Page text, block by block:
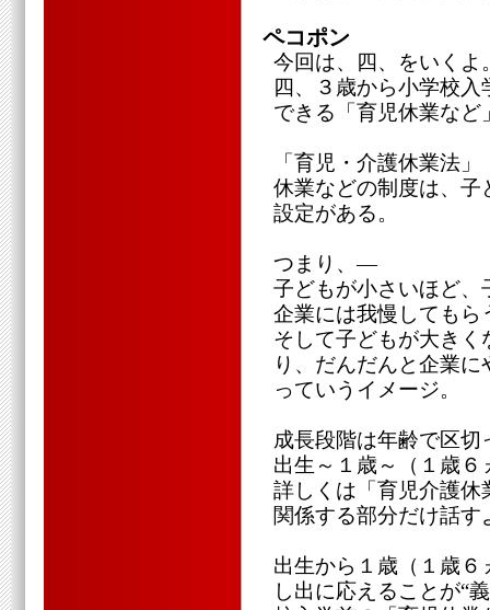
ペコポン
今回は、四、をいくよ
四、３歳から小学校
できる「育児休業など
「育児・介護休業法
休業などの制度は、子
設定がある。
つまり、―
子どもが小さいほど、
企業には我慢してもら
そして子どもが大き
り、だんだんと企業
っていうイメージ。
成長段階は年齢で区切
出生～１歳～（１歳
詳しくは「育児介護休
関係する部分だけ話す
出生から１歳（１歳
し出に応えることが“